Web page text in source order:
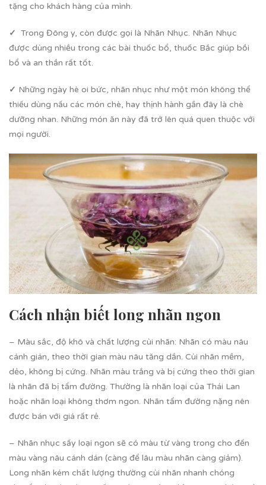
tặng cho khách hàng của mình.
✓ Trong Đông y, còn được gọi là Nhãn Nhục. Nhãn Nhục
được dùng nhiều trong các bài thuốc bổ, thuốc Bắc giúp bồi
bổ và an thần rất tốt.
✓ Những ngày hè oi bức, nhãn nhục như một món không thể
thiếu dùng nấu các món chè, hay thịnh hành gần đây là chè
dưỡng nhan. Những món ăn này đã trở lên quá quen thuộc với
mọi người.
Cách nhận biết long nhãn ngon
– Màu sắc, độ khô và chất lượng cùi nhãn: Nhãn có màu nâu
cánh gián, theo thời gian màu nâu tăng dần. Cùi nhãn mềm,
dẻo, không bị cứng. Nhãn màu trắng và bị cứng theo thời gian
là nhãn đã bị tẩm đường. Thường là nhãn loại của Thái Lan
hoặc nhãn loại không thơm ngon. Nhãn tẩm đường nặng nên
được bán với giá rất rẻ.
– Nhãn nhục sấy loại ngon sẽ có màu từ vàng trong cho đến
màu vàng nâu cánh dán (càng để lâu màu nhãn càng giảm).
Long nhãn kém chất lượng thường cùi nhãn nhanh chóng